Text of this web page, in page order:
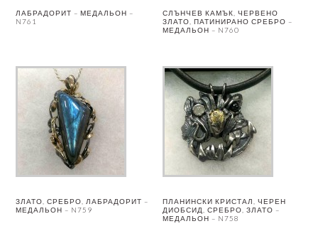
ЛАБРАДОРИТ – МЕДАЛЬОН –
N761
СЛЪНЧЕВ КАМЪК, ЧЕРВЕНО
ЗЛАТО, ПАТИНИРАНО СРЕБРО –
МЕДАЛЬОН – N760
ЗЛАТО, СРЕБРО, ЛАБРАДОРИТ –
МЕДАЛЬОН – N759
ПЛАНИНСКИ КРИСТАЛ, ЧЕРЕН
ДИОБСИД, СРЕБРО, ЗЛАТО –
МЕДАЛЬОН – N758